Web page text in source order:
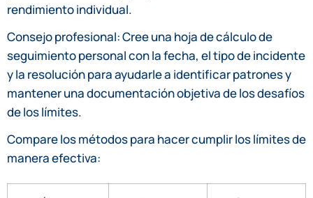
rendimiento individual.
Consejo profesional: Cree una hoja de cálculo de
seguimiento personal con la fecha, el tipo de incidente
y la resolución para ayudarle a identificar patrones y
mantener una documentación objetiva de los desafíos
de los límites.
Compare los métodos para hacer cumplir los límites de
manera efectiva: